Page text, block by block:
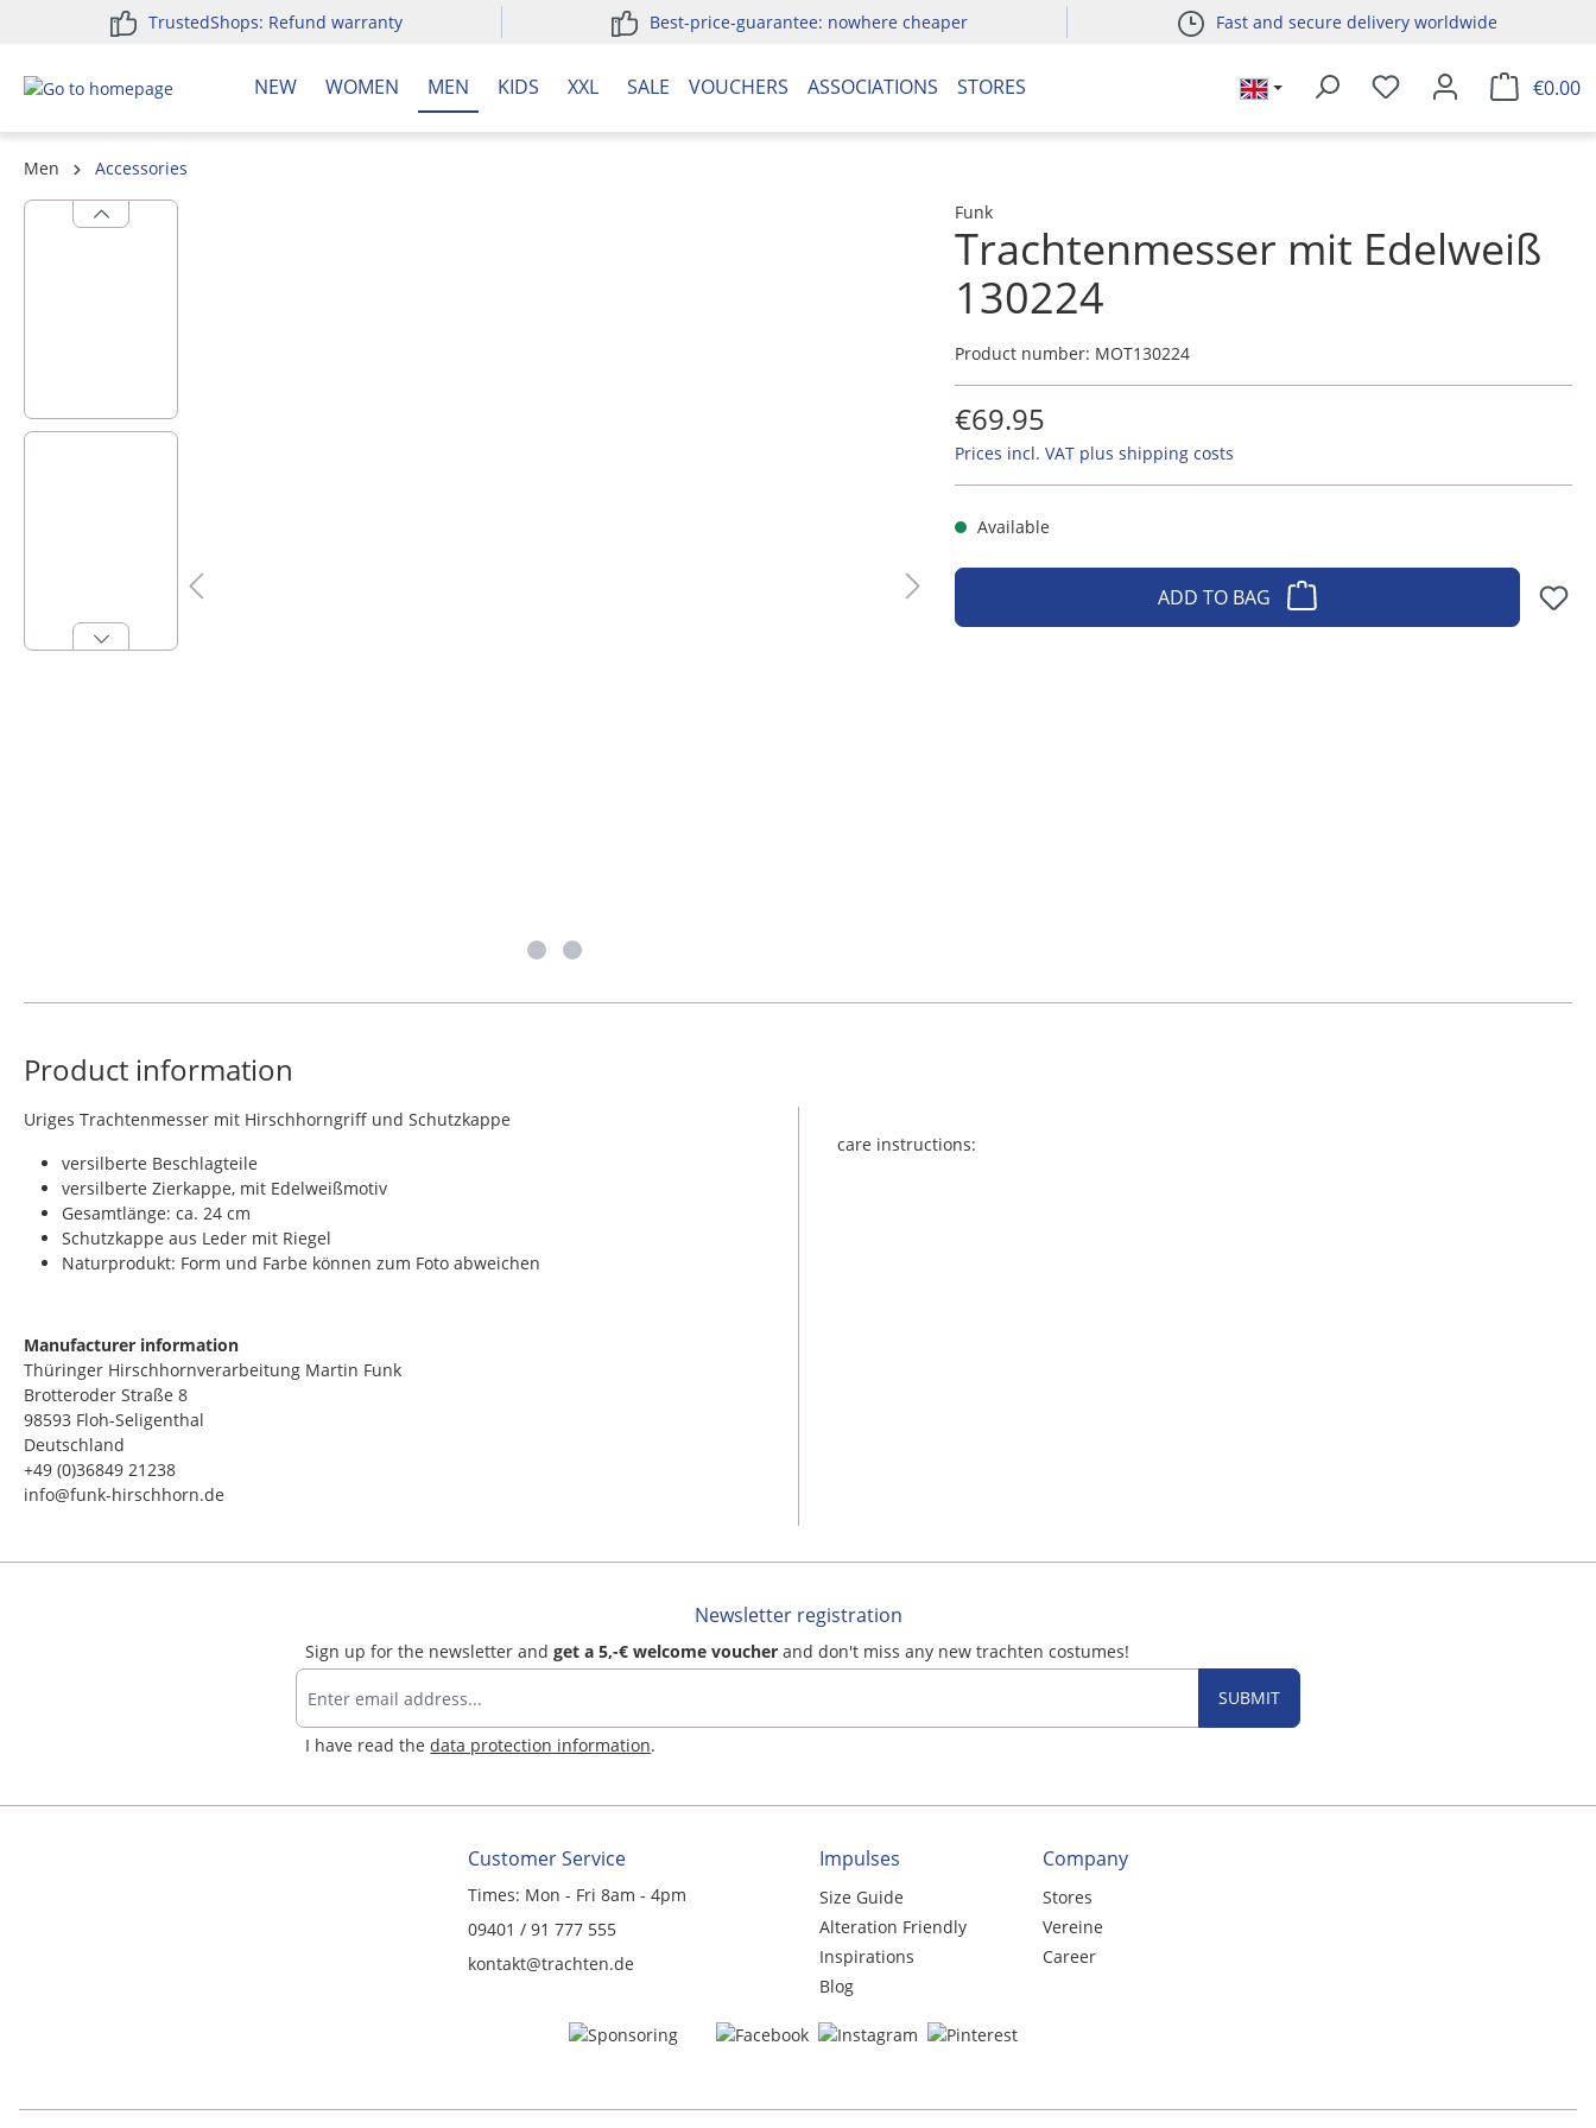
Skip to main navigation
TrustedShops: Refund warranty Best-price-guarantee: nowhere cheaper Fast and secure delivery worldwide
NEW WOMEN MEN KIDS XXL SALE VOUCHERS ASSOCIATIONS STORES €0.00
Men
Accessories
Skip image gallery
Funk
Trachtenmesser mit Edelweiß
130224
Product number: MOT130224
€69.95
Prices incl. VAT plus shipping costs
Available
ADD TO BAG
Product information
Uriges Trachtenmesser mit Hirschhorngriff und Schutzkappe
versilberte Beschlagteile
versilberte Zierkappe, mit Edelweißmotiv
Gesamtlänge: ca. 24 cm
Schutzkappe aus Leder mit Riegel
Naturprodukt: Form und Farbe können zum Foto abweichen
Manufacturer information
Thüringer Hirschhornverarbeitung Martin Funk
Brotteroder Straße 8
98593 Floh-Seligenthal
Deutschland
+49 (0)36849 21238
info@funk-hirschhorn.de
care instructions:
Newsletter registration
Sign up for the newsletter andget a 5,-€ welcome voucher and don't miss any new trachten costumes!
SUBMIT
I have read thedata protection information.
Customer Service
Times: Mon - Fri 8am - 4pm
09401 / 91 777 555
kontakt@trachten.de
Impulses
Size Guide
Alteration Friendly
Inspirations
Blog
Company
Stores
Vereine
Career